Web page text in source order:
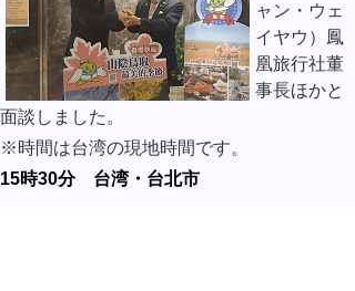
ャン・ウェ
イヤウ）鳳
凰旅行社董
事長ほかと
面談しました。
※時間は台湾の現地時間です。
15時30分 台湾・台北市